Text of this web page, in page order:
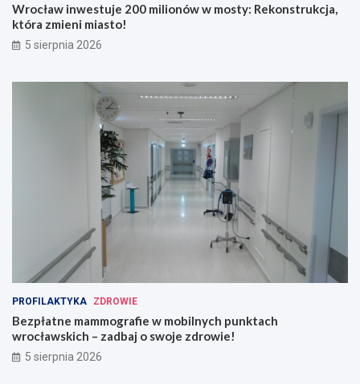
Wrocław inwestuje 200 milionów w mosty: Rekonstrukcja,
która zmieni miasto!
5 sierpnia 2026
PROFILAKTYKA ZDROWIE
Bezpłatne mammografie w mobilnych punktach
wrocławskich – zadbaj o swoje zdrowie!
5 sierpnia 2026